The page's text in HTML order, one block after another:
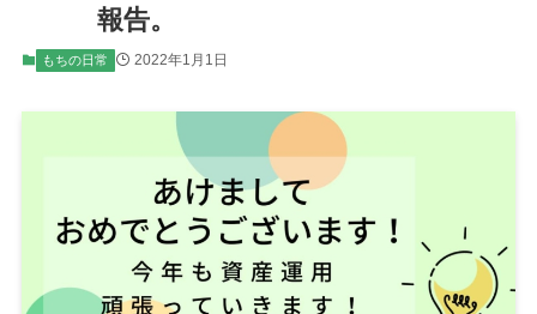
報告。
もちの日常 2022年1月1日